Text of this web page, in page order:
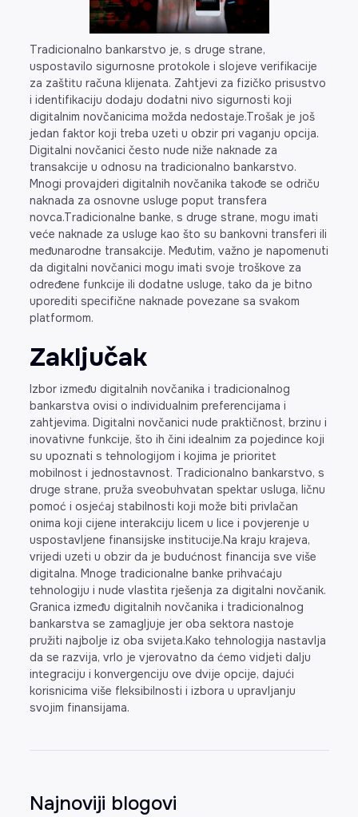
Tradicionalno bankarstvo je, s druge strane,
uspostavilo sigurnosne protokole i slojeve verifikacije
za zaštitu računa klijenata. Zahtjevi za fizičko prisustvo
i identifikaciju dodaju dodatni nivo sigurnosti koji
digitalnim novčanicima možda nedostaje.Trošak je još
jedan faktor koji treba uzeti u obzir pri vaganju opcija.
Digitalni novčanici često nude niže naknade za
transakcije u odnosu na tradicionalno bankarstvo.
Mnogi provajderi digitalnih novčanika takođe se odriču
naknada za osnovne usluge poput transfera
novca.Tradicionalne banke, s druge strane, mogu imati
veće naknade za usluge kao što su bankovni transferi ili
međunarodne transakcije. Međutim, važno je napomenuti
da digitalni novčanici mogu imati svoje troškove za
određene funkcije ili dodatne usluge, tako da je bitno
uporediti specifične naknade povezane sa svakom
platformom.
Zaključak
Izbor između digitalnih novčanika i tradicionalnog
bankarstva ovisi o individualnim preferencijama i
zahtjevima. Digitalni novčanici nude praktičnost, brzinu i
inovativne funkcije, što ih čini idealnim za pojedince koji
su upoznati s tehnologijom i kojima je prioritet
mobilnost i jednostavnost. Tradicionalno bankarstvo, s
druge strane, pruža sveobuhvatan spektar usluga, ličnu
pomoć i osjećaj stabilnosti koji može biti privlačan
onima koji cijene interakciju licem u lice i povjerenje u
uspostavljene finansijske institucije.Na kraju krajeva,
vrijedi uzeti u obzir da je budućnost financija sve više
digitalna. Mnoge tradicionalne banke prihvaćaju
tehnologiju i nude vlastita rješenja za digitalni novčanik.
Granica između digitalnih novčanika i tradicionalnog
bankarstva se zamagljuje jer oba sektora nastoje
pružiti najbolje iz oba svijeta.Kako tehnologija nastavlja
da se razvija, vrlo je vjerovatno da ćemo vidjeti dalju
integraciju i konvergenciju ove dvije opcije, dajući
korisnicima više fleksibilnosti i izbora u upravljanju
svojim finansijama.
Najnoviji blogovi